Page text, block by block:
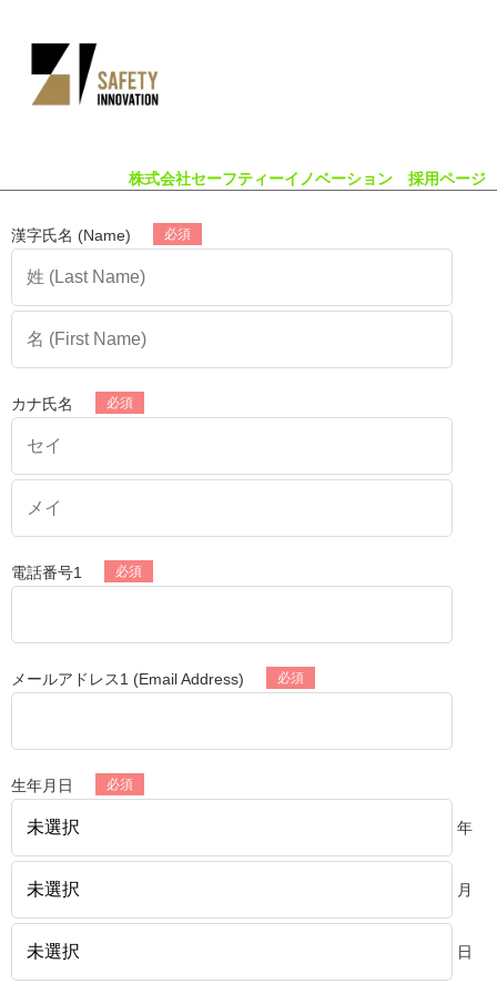
株式会社セーフティーイノベーション 採用ページ
漢字氏名 (Name)
カナ氏名
電話番号1
メールアドレス1 (Email Address)
生年月日
年
月
日